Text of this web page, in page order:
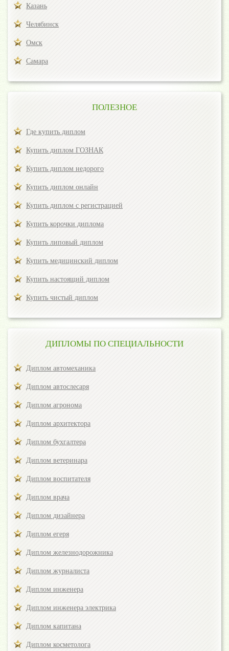
Казань
Челябинск
Омск
Самара
ПОЛЕЗНОЕ
Где купить диплом
Купить диплом ГОЗНАК
Купить диплом недорого
Купить диплом онлайн
Купить диплом с регистрацией
Купить корочки диплома
Купить липовый диплом
Купить медицинский диплом
Купить настоящий диплом
Купить чистый диплом
ДИПЛОМЫ ПО СПЕЦИАЛЬНОСТИ
Диплом автомеханика
Диплом автослесаря
Диплом агронома
Диплом архитектора
Диплом бухгалтера
Диплом ветеринара
Диплом воспитателя
Диплом врача
Диплом дизайнера
Диплом егеря
Диплом железнодорожника
Диплом журналиста
Диплом инженера
Диплом инженера электрика
Диплом капитана
Диплом косметолога